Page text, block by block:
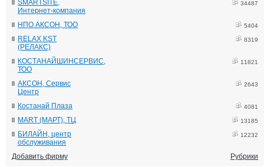
SMARTSITE,
Интернет-компания
34487
НПО АКСОН, ТОО 5404
RELAX KST
(РЕЛАКС)
8319
КОСТАНАЙШИНСЕРВИС,
ТОО
11821
АКСОН, Сервис
Центр
2643
Костанай Плаза 4081
MART (МАРТ), ТЦ 13185
БИЛАЙН, центр
обслуживания
12232
Добавить фирму Рубрики